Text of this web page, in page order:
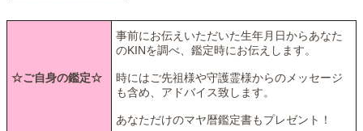
☆ご自身の鑑定☆
事前にお伝えいただいた生年月日からあなた
のKINを調べ、鑑定時にお伝えします。
時にはご先祖様や守護霊様からのメッセージ
も含め、アドバイス致します。
あなただけのマヤ暦鑑定書もプレゼント！